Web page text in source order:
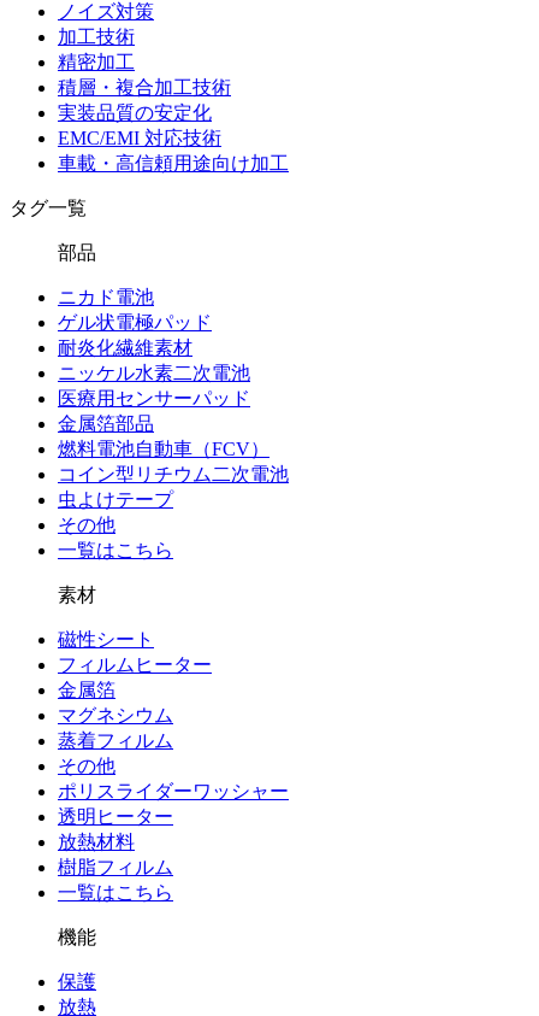
ノイズ対策
加工技術
精密加工
積層・複合加工技術
実装品質の安定化
EMC/EMI 対応技術
車載・高信頼用途向け加工
タグ一覧
部品
ニカド電池
ゲル状電極パッド
耐炎化繊維素材
ニッケル水素二次電池
医療用センサーパッド
金属箔部品
燃料電池自動車（FCV）
コイン型リチウム二次電池
虫よけテープ
その他
一覧はこちら
素材
磁性シート
フィルムヒーター
金属箔
マグネシウム
蒸着フィルム
その他
ポリスライダーワッシャー
透明ヒーター
放熱材料
樹脂フィルム
一覧はこちら
機能
保護
放熱